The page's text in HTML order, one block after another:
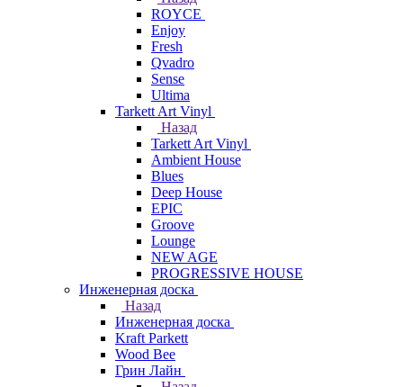
ROYCE
Enjoy
Fresh
Qvadro
Sense
Ultima
Tarkett Art Vinyl
Назад
Tarkett Art Vinyl
Ambient House
Blues
Deep House
EPIC
Groove
Lounge
NEW AGE
PROGRESSIVE HOUSE
Инженерная доска
Назад
Инженерная доска
Kraft Parkett
Wood Bee
Грин Лайн